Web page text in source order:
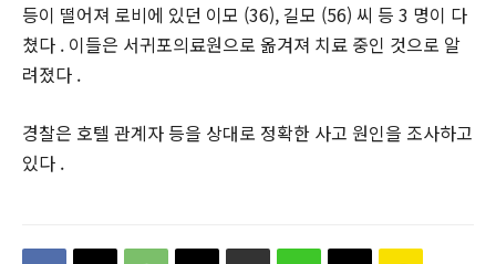
등이 떨어져 로비에 있던 이모 (36), 길모 (56) 씨 등 3 명이 다
쳤다 . 이들은 서귀포의료원으로 옮겨져 치료 중인 것으로 알
려졌다 .
경찰은 호텔 관계자 등을 상대로 정확한 사고 원인을 조사하고
있다 .